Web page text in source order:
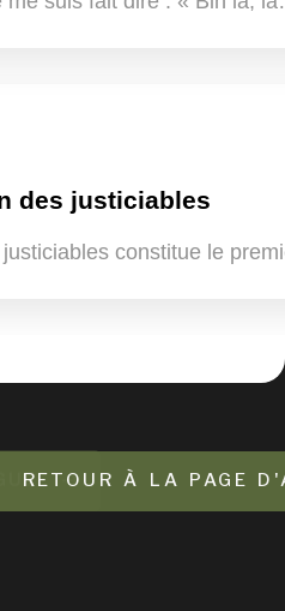
des justiciables
justiciables constitue le
RETOUR À LA PAGE